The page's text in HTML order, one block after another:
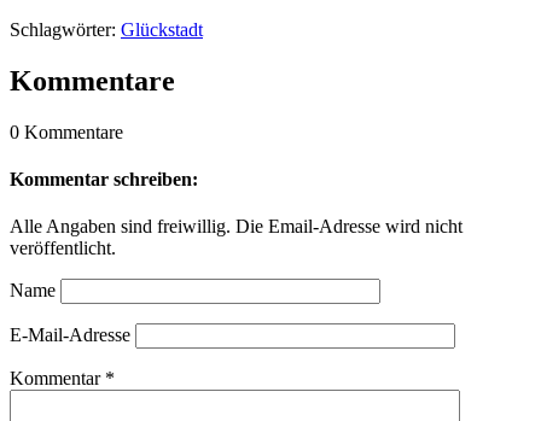
Schlagwörter: Glückstadt
Kommentare
0 Kommentare
Kommentar schreiben:
Alle Angaben sind freiwillig. Die Email-Adresse wird nicht
veröffentlicht.
Name
E-Mail-Adresse
Kommentar *